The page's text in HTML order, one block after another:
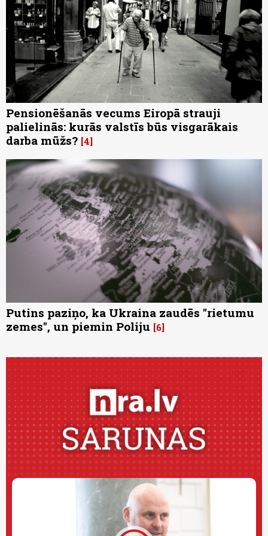
Pensionēšanās vecums Eiropā strauji
palielinās: kurās valstīs būs visgarākais
darba mūžs? 4
Putins paziņo, ka Ukraina zaudēs "rietumu
zemes", un piemin Poliju 6